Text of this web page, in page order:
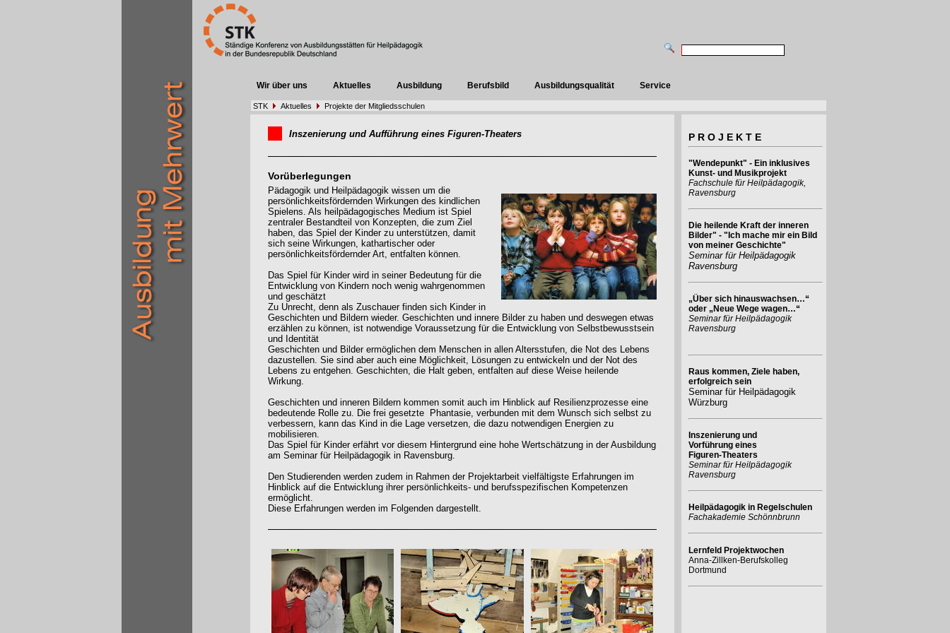
Wir über uns Aktuelles Ausbildung Berufsbild Ausbildungsqualität Service
STK Aktuelles Projekte der Mitgliedsschulen
Inszenierung und Aufführung eines Figuren-Theaters
Vorüberlegungen
Pädagogik und Heilpädagogik wissen um die
persönlichkeitsfördernden Wirkungen des kindlichen
Spielens. Als heilpädagogisches Medium ist Spiel
zentraler Bestandteil von Konzepten, die zum Ziel
haben, das Spiel der Kinder zu unterstützen, damit
sich seine Wirkungen, kathartischer oder
persönlichkeitsfördernder Art, entfalten können.
Das Spiel für Kinder wird in seiner Bedeutung für die
Entwicklung von Kindern noch wenig wahrgenommen
und geschätzt
Zu Unrecht, denn als Zuschauer finden sich Kinder in
Geschichten und Bildern wieder. Geschichten und innere Bilder zu haben und deswegen etwas
erzählen zu können, ist notwendige Voraussetzung für die Entwicklung von Selbstbewusstsein
und Identität
Geschichten und Bilder ermöglichen dem Menschen in allen Altersstufen, die Not des Lebens
dazustellen. Sie sind aber auch eine Möglichkeit, Lösungen zu entwickeln und der Not des
Lebens zu entgehen. Geschichten, die Halt geben, entfalten auf diese Weise heilende
Wirkung.
Geschichten und inneren Bildern kommen somit auch im Hinblick auf Resilienzprozesse eine
bedeutende Rolle zu. Die frei gesetzte Phantasie, verbunden mit dem Wunsch sich selbst zu
verbessern, kann das Kind in die Lage versetzen, die dazu notwendigen Energien zu
mobilisieren.
Das Spiel für Kinder erfährt vor diesem Hintergrund eine hohe Wertschätzung in der Ausbildung
am Seminar für Heilpädagogik in Ravensburg.
Den Studierenden werden zudem in Rahmen der Projektarbeit vielfältigste Erfahrungen im
Hinblick auf die Entwicklung ihrer persönlichkeits- und berufsspezifischen Kompetenzen
ermöglicht.
Diese Erfahrungen werden im Folgenden dargestellt.
P R O J E K T E
"Wendepunkt" - Ein inklusives
Kunst- und Musikprojekt
Fachschule für Heilpädagogik,
Ravensburg
Die heilende Kraft der inneren
Bilder" - "Ich mache mir ein Bild
von meiner Geschichte"
Seminar für Heilpädagogik
Ravensburg
„Über sich hinauswachsen…“
oder „Neue Wege wagen…“
Seminar für Heilpädagogik
Ravensburg
Raus kommen, Ziele haben,
erfolgreich sein
Seminar für Heilpädagogik
Würzburg
Inszenierung und
Vorführung eines
Figuren-Theaters
Seminar für Heilpädagogik
Ravensburg
Heilpädagogik in Regelschulen
Fachakademie Schönnbrunn
Lernfeld Projektwochen
Anna-Zillken-Berufskolleg
Dortmund